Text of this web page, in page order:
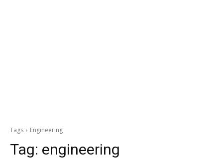
Tags Engineering
Tag: engineering